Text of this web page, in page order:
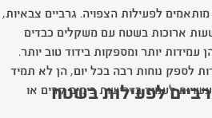
לפעילות הצפויה. גרביים צבאיות,
ארוכות בשטח עם משקלים כבדים
עמידות יותר ומספקות בידוד טוב יותר.
לספק נוחות רבה בכל יום, הן לא תמיד
לעמוד בדרישות בימים קרים או
לפעילות בשטח